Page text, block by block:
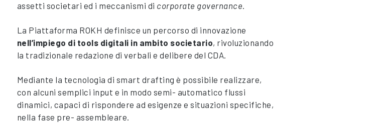
assetti societari ed i meccanismi di corporate governance.
La Piattaforma ROKH definisce un percorso di innovazione
nell’impiego di tools digitali in ambito societario, rivoluzionando
la tradizionale redazione di verbali e delibere del CDA.
Mediante la tecnologia di smart drafting è possibile realizzare,
con alcuni semplici input e in modo semi- automatico flussi
dinamici, capaci di rispondere ad esigenze e situazioni specifiche,
nella fase pre- assembleare.